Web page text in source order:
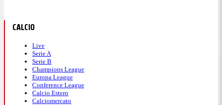
CALCIO
Live
Serie A
Serie B
Champions League
Europa League
Conference League
Calcio Estero
Calciomercato